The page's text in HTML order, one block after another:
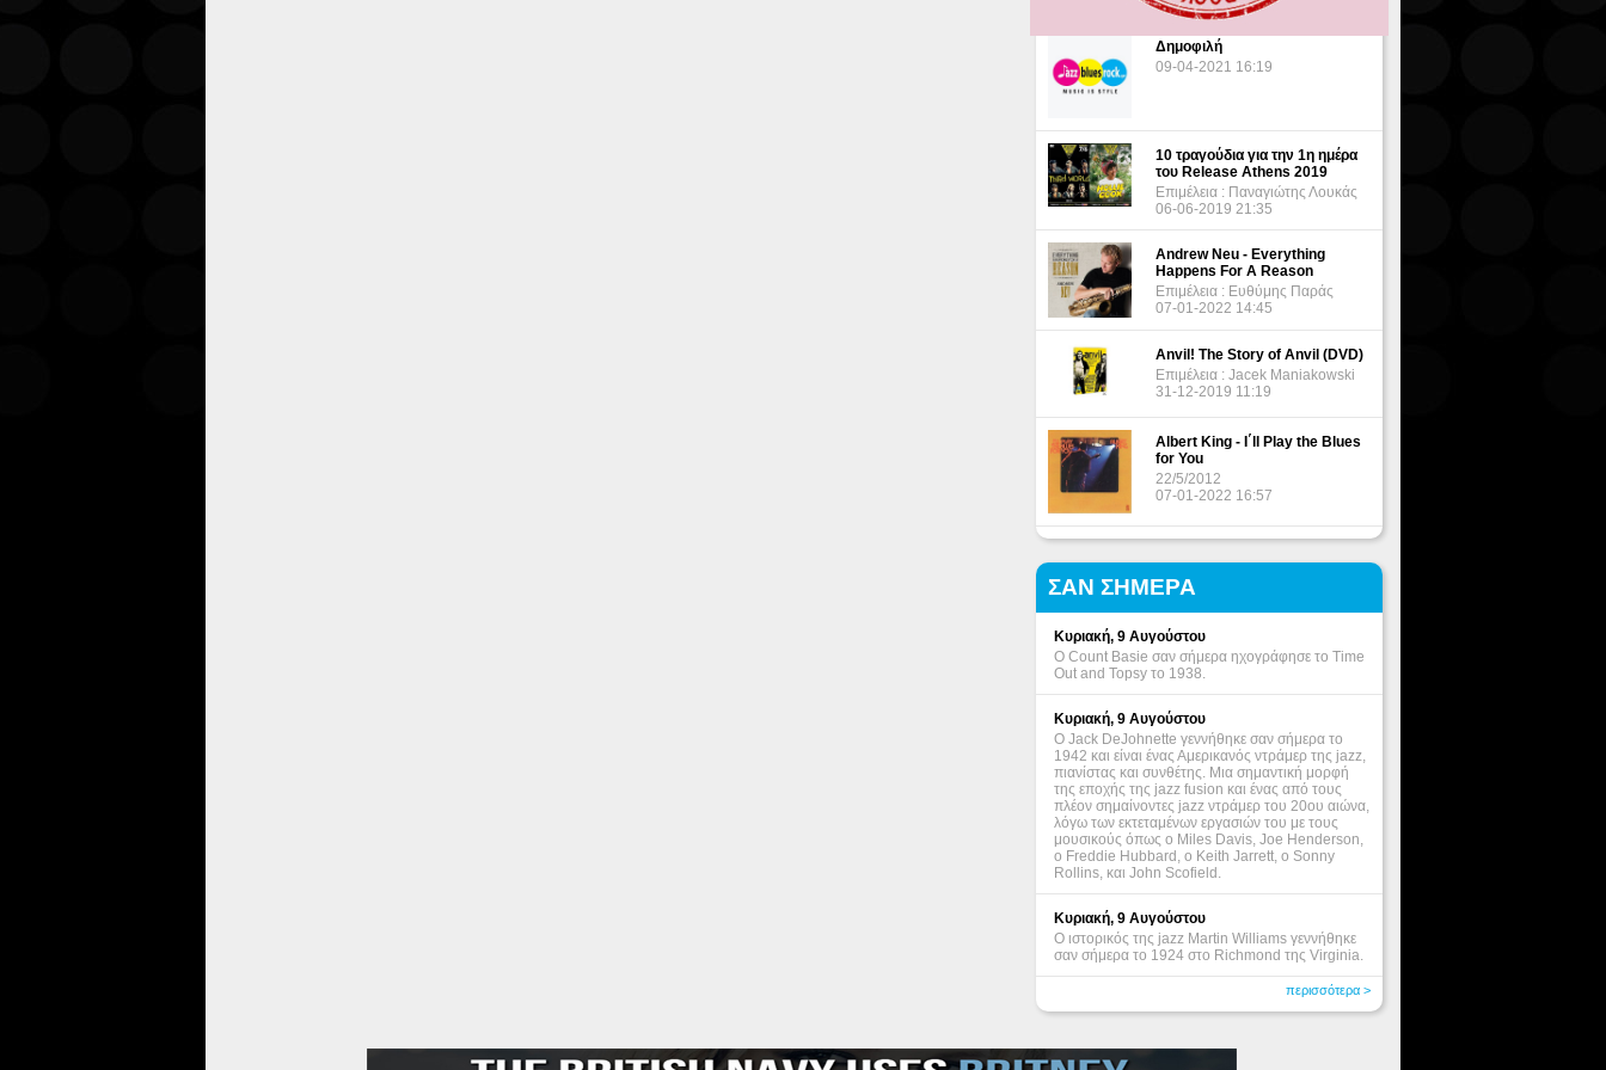
Δημοφιλή
09-04-2021 16:19
10 τραγούδια για την 1η ημέρα
του Release Athens 2019
Επιμέλεια : Παναγιώτης Λουκάς
06-06-2019 21:35
Andrew Neu - Everything
Happens For A Reason
Επιμέλεια : Ευθύμης Παράς
07-01-2022 14:45
Anvil! The Story of Anvil (DVD)
Επιμέλεια : Jacek Maniakowski
31-12-2019 11:19
Albert King - I΄ll Play the Blues
for You
22/5/2012
07-01-2022 16:57
ΣΑΝ ΣΗΜΕΡΑ
Κυριακή, 9 Αυγούστου
Ο Count Basie σαν σήμερα ηχογράφησε το Time
Out and Topsy το 1938.
Κυριακή, 9 Αυγούστου
Ο Jack DeJohnette γεννήθηκε σαν σήμερα το
1942 και είναι ένας Αμερικανός ντράμερ της jazz,
πιανίστας και συνθέτης. Μια σημαντική μορφή
της εποχής της jazz fusion και ένας από τους
πλέον σημαίνοντες jazz ντράμερ του 20ου αιώνα,
λόγω των εκτεταμένων εργασιών του με τους
μουσικούς όπως ο Miles Davis, Joe Henderson,
ο Freddie Hubbard, ο Keith Jarrett, o Sonny
Rollins, και John Scofield.
Κυριακή, 9 Αυγούστου
Ο ιστορικός της jazz Martin Williams γεννήθηκε
σαν σήμερα το 1924 στο Richmond της Virginia.
περισσότερα >